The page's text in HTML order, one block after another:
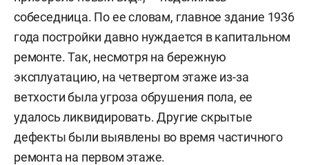
собеседница. По ее словам, главное здание 1936
года постройки давно нуждается в капитальном
ремонте. Так, несмотря на бережную
эксплуатацию, на четвертом этаже из-за
ветхости была угроза обрушения пола, ее
удалось ликвидировать. Другие скрытые
дефекты были выявлены во время частичного
ремонта на первом этаже.